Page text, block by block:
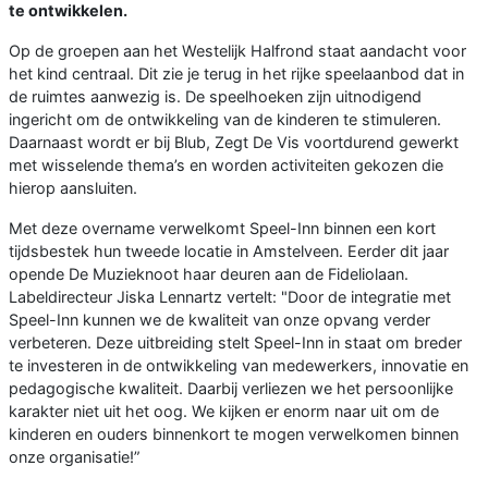
te ontwikkelen.
Op de groepen aan het Westelijk Halfrond staat aandacht voor
het kind centraal. Dit zie je terug in het rijke speelaanbod dat in
de ruimtes aanwezig is. De speelhoeken zijn uitnodigend
ingericht om de ontwikkeling van de kinderen te stimuleren.
Daarnaast wordt er bij Blub, Zegt De Vis voortdurend gewerkt
met wisselende thema’s en worden activiteiten gekozen die
hierop aansluiten.
Met deze overname verwelkomt Speel-Inn binnen een kort
tijdsbestek hun tweede locatie in Amstelveen. Eerder dit jaar
opende De Muzieknoot haar deuren aan de Fideliolaan.
Labeldirecteur Jiska Lennartz vertelt: "Door de integratie met
Speel-Inn kunnen we de kwaliteit van onze opvang verder
verbeteren. Deze uitbreiding stelt Speel-Inn in staat om breder
te investeren in de ontwikkeling van medewerkers, innovatie en
pedagogische kwaliteit. Daarbij verliezen we het persoonlijke
karakter niet uit het oog. We kijken er enorm naar uit om de
kinderen en ouders binnenkort te mogen verwelkomen binnen
onze organisatie!”